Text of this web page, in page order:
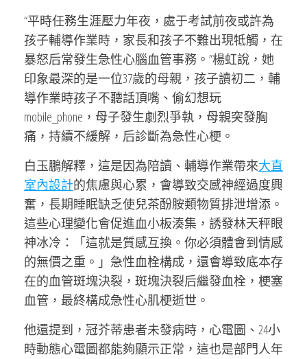
“平時任務生涯壓力年夜，處于考試前夜或許為
孩子輔導作業時，家長和孩子不難出現牴觸，在
暴怒后常發生急性心腦血管事務。”楊虹說，她
印象最深的是一位37歲的母親，孩子讀初二，輔
導作業時孩子不聽話頂嘴、偷幻想玩
mobile_phone，母子發生劇烈爭執，母親突發胸
痛，持續不緩解，后診斷為急性心梗。
白玉鵬解釋，這是因為陪讀、輔導作業帶來大直
室內設計的焦慮與心累，會導致交感神經過度興
奮，長期睡眠缺乏使兒茶酚胺類物質排泄增添。
這些心理變化會促進血小板湊集，誘發林天秤眼
神冰冷：「這就是質感互換。你必須體會到情感
的無價之重。」急性血栓構成，還會導致底本存
在的血管斑塊決裂，斑塊決裂后繼發血栓，梗塞
血管，最終構成急性心肌梗逝世。
他還提到，冠芥蒂患者未發病時，心電圖、24小
時動態心電圖都能夠顯示正常，這也是部門人年